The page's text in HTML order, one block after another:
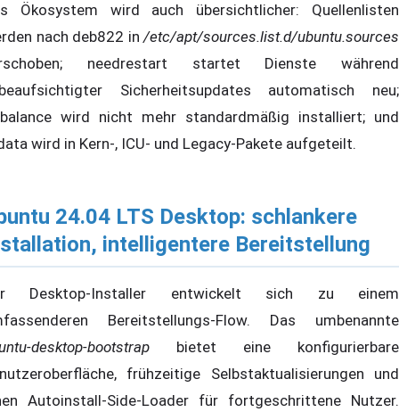
Ökosystem wird auch übersichtlicher: Quellenlisten
nach deb822 in/etc/apt/sources.list.d/ubuntu.sources
needrestart startet Dienste während
Sicherheitsupdates automatisch neu;
wird nicht mehr standardmäßig installiert; und
wird in Kern-, ICU- und Legacy-Pakete aufgeteilt.
24.04 LTS Desktop: schlankere
intelligentere Bereitstellung
Desktop-Installer entwickelt sich zu einem
Bereitstellungs-Flow. Das umbenannte
desktop-bootstrap bietet eine konfigurierbare
frühzeitige Selbstaktualisierungen und
Autoinstall-Side-Loader für fortgeschrittene Nutzer.